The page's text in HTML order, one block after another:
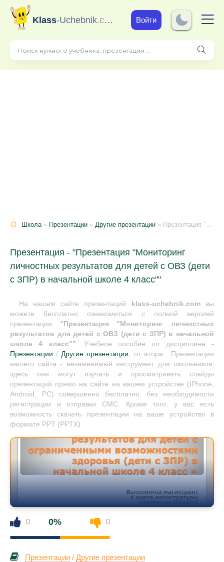
Klass-Uchebnik.com Войти
Школа» Презентации » Другие презентации » Презентация "Мониторинг личностных результатов для детей с ОВЗ (дети с ЗПР) в начальной школе 4 класс"
Презентация - "Презентация "Мониторинг
личностных результатов для детей с ОВЗ (дети
с ЗПР) в начальной школе 4 класс""
На нашем сайте презентаций klass-uchebnik.comвы
можете бесплатно ознакомиться с полной версией
презентации "Презентация "Мониторинг личностных
результатов для детей с ОВЗ (дети с ЗПР) в начальной
школе 4 класс"". Учебное пособие по дисциплине -
Презентации /Другие презентации, от атора . Презентации
нашего сайта - незаменимый инструмент для школьников,
здесь они могут изучать и просматривать слайды
презентаций прямо на сайте на вашем устройстве (IPhone,
Android, PC) совершенно бесплатно, без необходимости
регистрации и отправки СМС. Кроме того, у вас есть
возможность скачать презентации на ваше устройство в
формате PPT (PPTX).
0 0% 0
Презентации / Другие презентации